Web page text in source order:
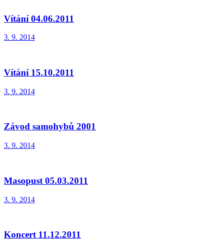
Vítání 04.06.2011
3. 9. 2014
Vítání 15.10.2011
3. 9. 2014
Závod samohybů 2001
3. 9. 2014
Masopust 05.03.2011
3. 9. 2014
Koncert 11.12.2011